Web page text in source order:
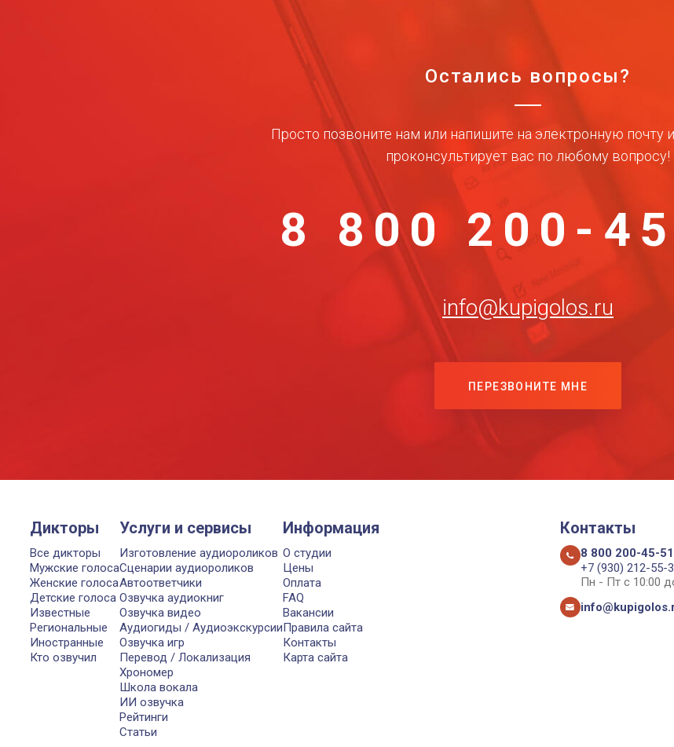
Остались вопросы?
Просто позвоните нам или напишите на электронную почту
проконсультирует вас по любому вопросу!
8 800 200-
info@kupigolos.ru
ПЕРЕЗВОНИТЕ МНЕ
Дикторы
Все дикторы
Мужские голоса
Женские голоса
Детские голоса
Известные
Региональные
Иностранные
Кто озвучил
Услуги и сервисы
Изготовление аудиороликов
Сценарии аудиороликов
Автоответчики
Озвучка аудиокниг
Озвучка видео
Аудиогиды / Аудиоэкскурсии
Озвучка игр
Перевод / Локализация
Хрономер
Школа вокала
ИИ озвучка
Рейтинги
Статьи
Информация
О студии
Цены
Оплата
FAQ
Вакансии
Правила сайта
Контакты
Карта сайта
Контакты
8 800 200-45-51
+7 (930) 212-55-
Пн - Пт с 10:00